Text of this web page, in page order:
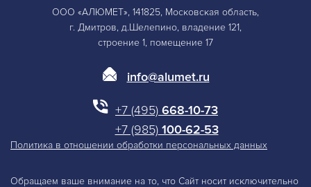
ООО «АЛЮМЕТ», 141825, Московская область,
г. Дмитров, д.Шелепино, владение 121,
строение 1, помещение 17
info@alumet.ru
+7 (495) 668-10-73
+7 (985)100-62-53
Политика в отношении обработки персональных данных
Обращаем ваше внимание на то, что Сайт носит исключительно